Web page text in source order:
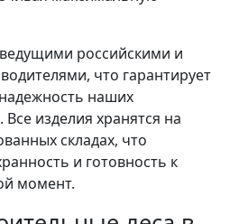
российскими и
что гарантирует
наших
изделия хранятся на
складах, что
и готовность к
момент.